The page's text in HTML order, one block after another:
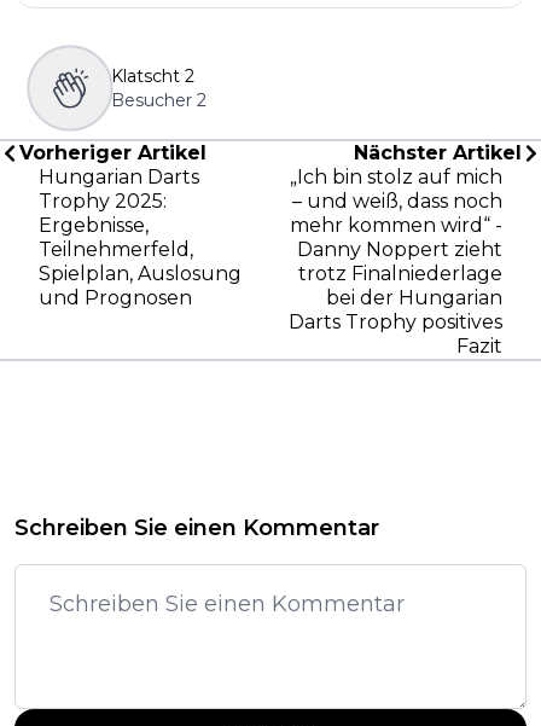
Klatscht 2
Besucher 2
Vorheriger Artikel
Hungarian Darts
Trophy 2025:
Ergebnisse,
Teilnehmerfeld,
Spielplan, Auslosung
und Prognosen
Nächster Artikel
„Ich bin stolz auf mich
– und weiß, dass noch
mehr kommen wird“ -
Danny Noppert zieht
trotz Finalniederlage
bei der Hungarian
Darts Trophy positives
Fazit
Schreiben Sie einen Kommentar